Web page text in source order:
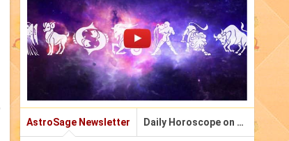
AstroSage Newsletter Daily Horoscope on Email